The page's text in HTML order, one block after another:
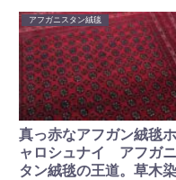
アフガニスタン絨毯
真っ赤なアフガン絨毯
ャロシュナイ アフガ
タン絨毯の王道。草木染